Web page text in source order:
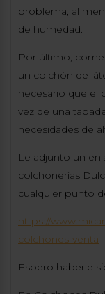
problema, al
de humedad.
Por último,
un colchón de
necesario que el
vez de una
necesidades de
Le adjunto un
colchonerías
cualquier punto
https://
colchones-venta
Espero haberle